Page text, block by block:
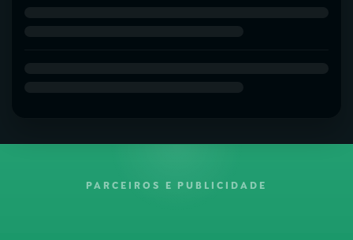
PARCEIROS E PUBLICIDADE